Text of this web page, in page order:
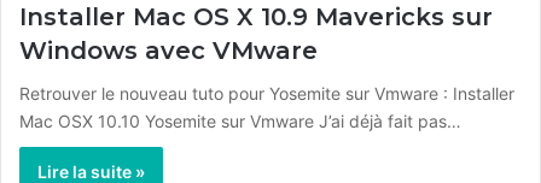
Installer Mac OS X 10.9 Mavericks sur
Windows avec VMware
Retrouver le nouveau tuto pour Yosemite sur Vmware : Installer
Mac OSX 10.10 Yosemite sur Vmware J’ai déjà fait pas…
Lire la suite »